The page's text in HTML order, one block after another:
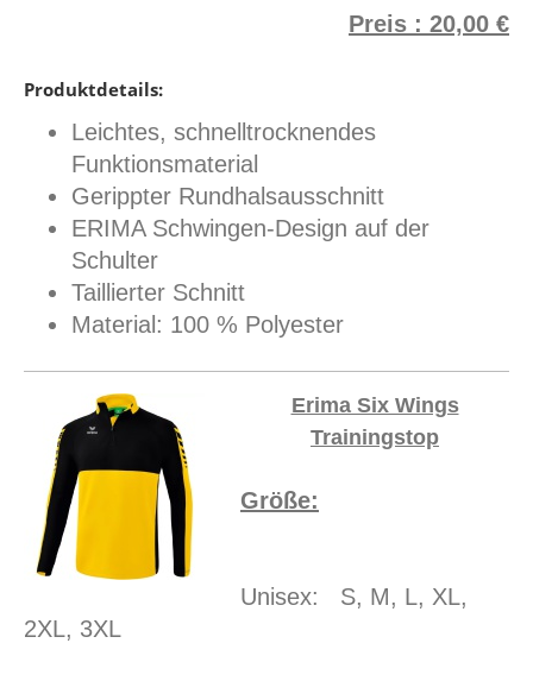
Preis : 20,00 €
Produktdetails:
Leichtes, schnelltrocknendes
Funktionsmaterial
Gerippter Rundhalsausschnitt
ERIMA Schwingen-Design auf der
Schulter
Taillierter Schnitt
Material: 100 % Polyester
Erima Six Wings
Trainingstop
Größe:
Unisex: S, M, L, XL,
2XL, 3XL